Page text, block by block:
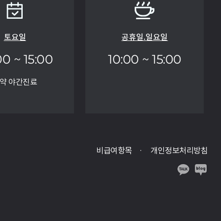
토요일
~ 15:00
야간진료
공휴일.일요일
10:00 ~ 15:00
비급여항목 개인정보처리방침